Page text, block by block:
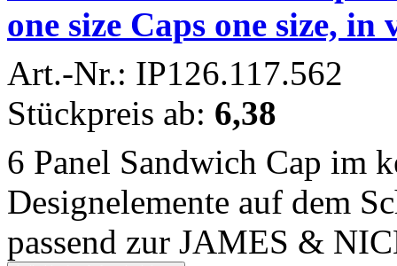
one size Caps one size, in
Art.-Nr.: IP126.117.562
Stückpreis ab: 6,38
6 Panel Sandwich Cap im
Designelemente auf dem
passend zur JAMES &